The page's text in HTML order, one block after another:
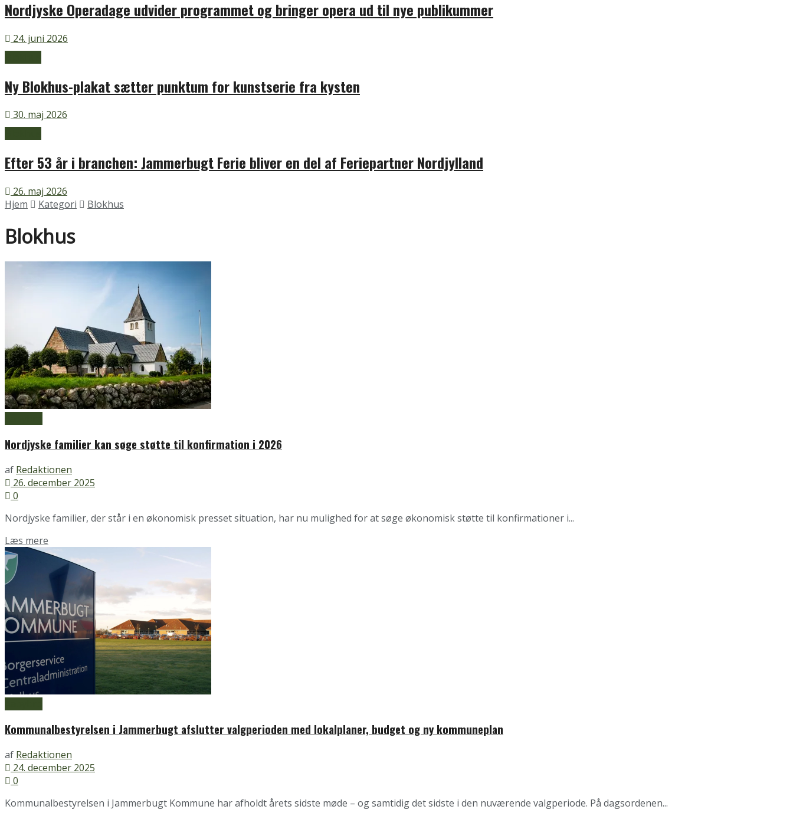
Nordjyske Operadage udvider programmet og bringer opera ud til nye publikummer
24. juni 2026
Ny Blokhus-plakat sætter punktum for kunstserie fra kysten
30. maj 2026
Efter 53 år i branchen: Jammerbugt Ferie bliver en del af Feriepartner Nordjylland
26. maj 2026
Hjem
Kategori Blokhus
Blokhus
Nordjyske familier kan søge støtte til konfirmation i 2026
af Redaktionen
26. december 2025
0
Nordjyske familier, der står i en økonomisk presset situation, har nu mulighed for at søge økonomisk støtte til konfirmationer i...
Læs mere
Kommunalbestyrelsen i Jammerbugt afslutter valgperioden med lokalplaner, budget og ny kommuneplan
af Redaktionen
24. december 2025
0
Kommunalbestyrelsen i Jammerbugt Kommune har afholdt årets sidste møde – og samtidig det sidste i den nuværende valgperiode. På dagsordenen...